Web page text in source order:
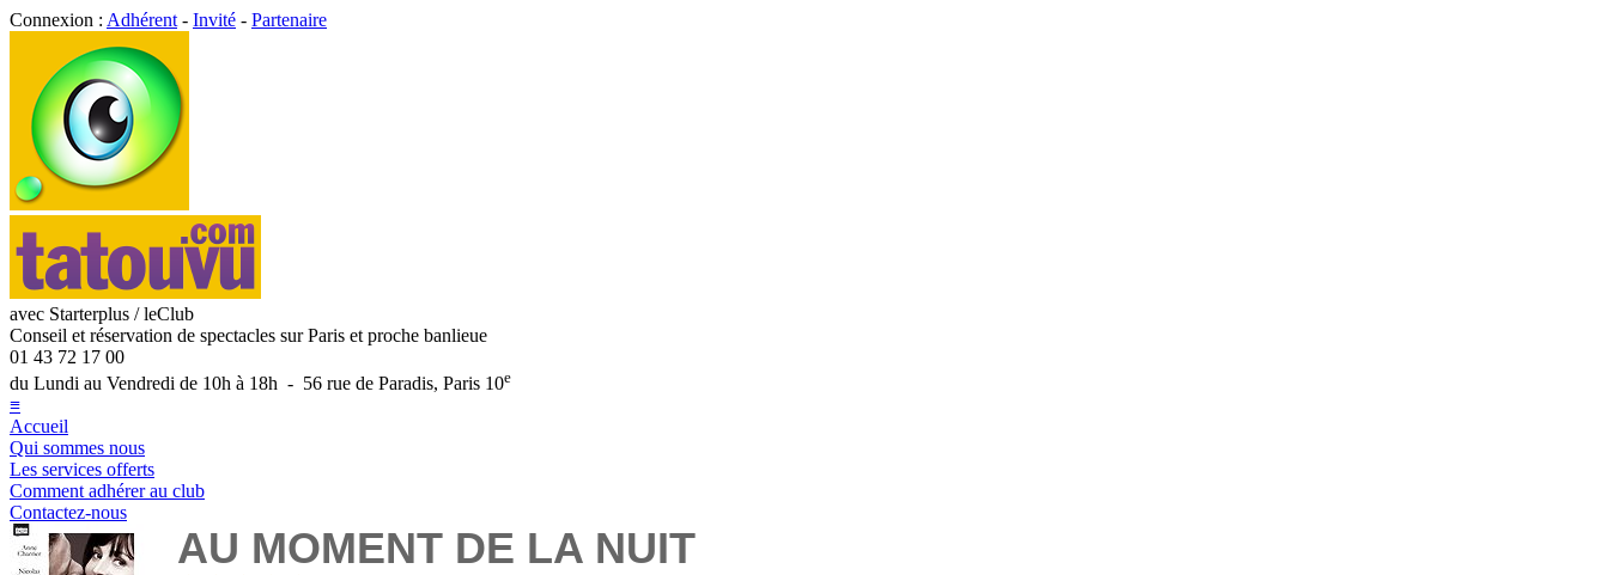
Connexion : Adhérent - Invité - Partenaire
avec Starterplus / leClub
Conseil et réservation de spectacles sur Paris et proche banlieue
01 43 72 17 00
du Lundi au Vendredi de 10h à 18h - 56 rue de Paradis, Paris 10e
≡
Accueil
Qui sommes nous
Les services offerts
Comment adhérer au club
Contactez-nous
AU MOMENT DE LA NUIT